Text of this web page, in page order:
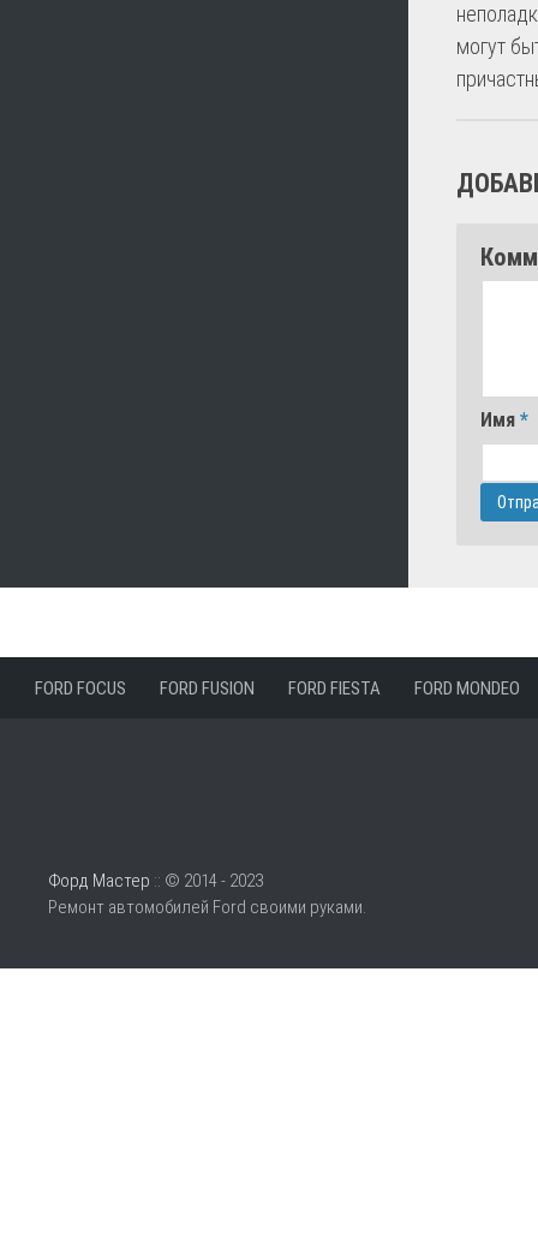
могут
Имя *
FORD FOCUS FORD FUSION FORD FIESTA FORD MONDEO
Форд Мастер :: © 2014 - 2023
Ремонт автомобилей Ford своими руками.